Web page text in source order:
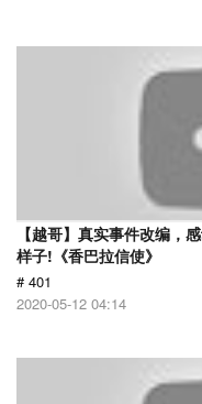
【越哥】真实事件改编，
样子!《香巴拉信使》
# 401
2020-05-12 04:14